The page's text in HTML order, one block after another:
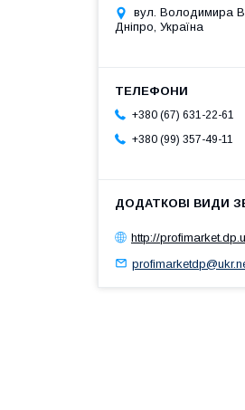
вул. Володимира
Дніпро, Україна
+380 (67) 631-22-61
+380 (99) 357-49-11
http://